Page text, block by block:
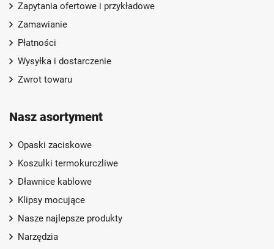
Zapytania ofertowe i przykładowe
Zamawianie
Płatności
Wysyłka i dostarczenie
Zwrot towaru
Nasz asortyment
Opaski zaciskowe
Koszulki termokurczliwe
Dławnice kablowe
Klipsy mocujące
Nasze najlepsze produkty
Narzędzia